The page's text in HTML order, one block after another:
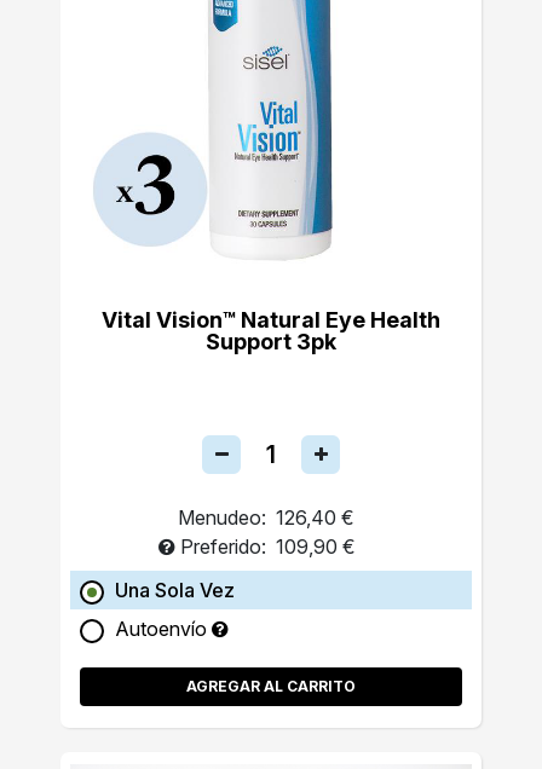
Vital Vision™ Natural Eye Health
Support 3pk
Menudeo: 126,40 €
Preferido: 109,90 €
Una Sola Vez
Autoenvío
AGREGAR AL CARRITO